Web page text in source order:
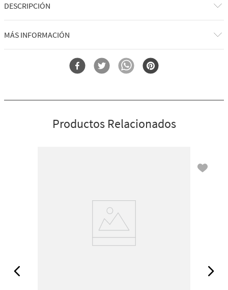
DESCRIPCIÓN
Qué hace: mantiene tu desinfectante favorito siempre a mano.
Por qué te encantará:
Con ojos saltones y piernas, es el compañero cómico más
MÁS INFORMACIÓN
Porta Antibacterial
Productos Relacionados